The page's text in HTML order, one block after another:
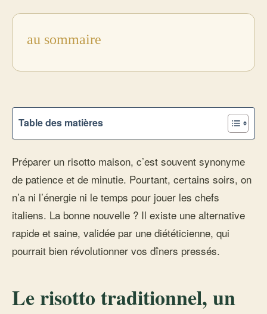
au sommaire
Table des matières
Préparer un risotto maison, c’est souvent synonyme
de patience et de minutie. Pourtant, certains soirs, on
n’a ni l’énergie ni le temps pour jouer les chefs
italiens. La bonne nouvelle ? Il existe une alternative
rapide et saine, validée par une diététicienne, qui
pourrait bien révolutionner vos dîners pressés.
Le risotto traditionnel, un